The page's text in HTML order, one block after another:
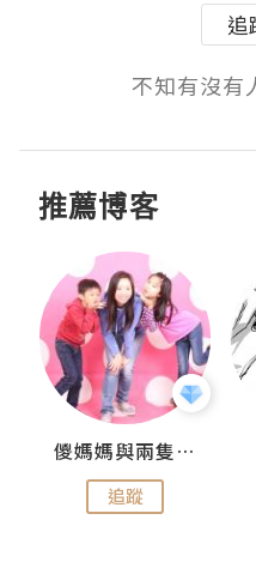
追
不知有沒有
推薦博客
儍媽媽與兩隻小魔怪之家
追蹤